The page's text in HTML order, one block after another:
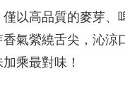
以高品質的麥芽
氣縈繞舌尖，沁
乘最對味！